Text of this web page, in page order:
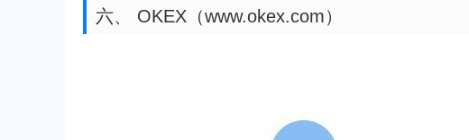
六、 OKEX（www.okex.com）